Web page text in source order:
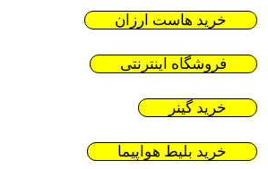
خرید هاست ارزان
فروشگاه اینترنتی
خرید گینر
خرید بلیط هواپیما